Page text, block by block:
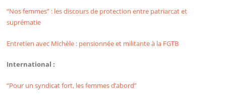
“Nos femmes” : les discours de protection entre patriarcat et
suprématie
Entretien avec Michèle : pensionnée et militante à la FGTB
International :
“Pour un syndicat fort, les femmes d’abord”